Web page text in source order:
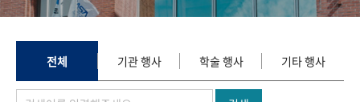
50+1 주년 기념
성과 50선 숫자로 보는 50년
세계와 함께 한 KIHASA
전체 기관 행사 학술 행사 기타 행사